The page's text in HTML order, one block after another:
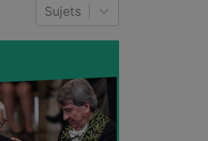
Sujets